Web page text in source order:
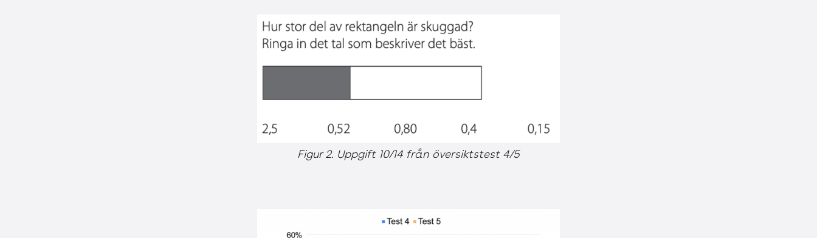
Figur 2. Uppgift 10/14 från översiktstest 4/5